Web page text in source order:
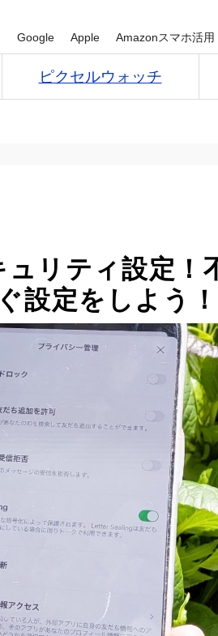
Google Apple Amazonスマホ活用
ピクセルウォッチ
リティ設定！
設定をしよう！